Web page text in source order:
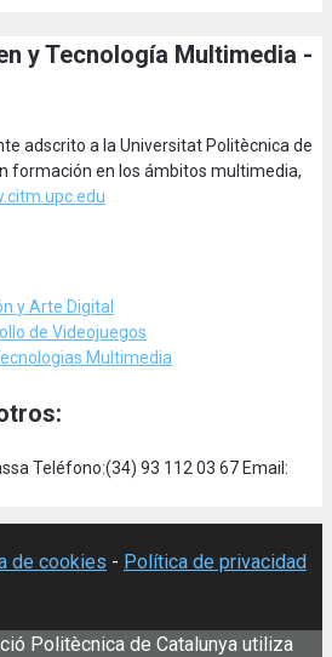
y Tecnología Multimedia -
adscrito a la Universitat Politècnica de
formación en los ámbitos multimedia,
y Arte Digital
de Videojuegos
Multimedia
Teléfono:(34) 93 112 03 67 Email:
de cookies - Política de privacidad
Politècnica de Catalunya utiliza